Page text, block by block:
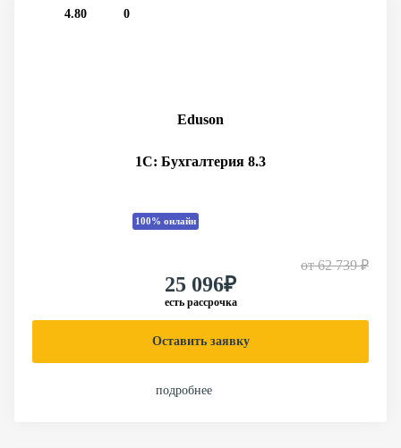
4.80 0
Eduson
1С: Бухгалтерия 8.3
100% онлайн
от62 739 ₽
25 096₽
есть рассрочка
Оставить заявку
подробнее